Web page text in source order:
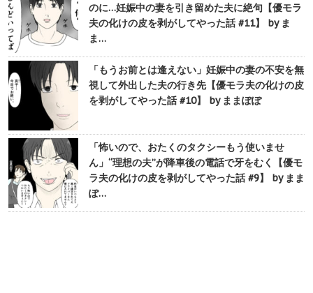
のに…妊娠中の妻を引き留めた夫に絶句【優モラ
夫の化けの皮を剥がしてやった話 #11】 by ま
ま…
「もうお前とは逢えない」妊娠中の妻の不安を無
視して外出した夫の行き先【優モラ夫の化けの皮
を剥がしてやった話 #10】 by ままぽぽ
「怖いので、おたくのタクシーもう使いませ
ん」“理想の夫”が降車後の電話で牙をむく【優モ
ラ夫の化けの皮を剥がしてやった話 #9】 by まま
ぽ…